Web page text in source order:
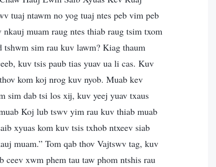
tuaj ntawm no yog tuaj ntes peb vim peb
muam raug ntes thiab raug tsim txom
tshwm sim rau kuv lawm? Kiag thaum
kuv tsis paub tias yuav ua li cas. Kuv
kom koj nrog kuv nyob. Muab kev
sim dab tsi los xij, kuv yeej yuav txaus
Koj lub tswv yim rau kuv thiab muab
xyuas kom kuv tsis txhob ntxeev siab
muam.” Tom qab thov Vajtswv tag, kuv
xwm phem tau taw phom ntshis rau